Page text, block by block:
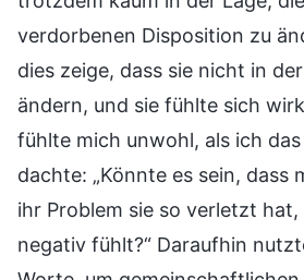
verdorbenen Disposition zu
dies zeige, dass sie nicht in
ändern, und sie fühlte sich
fühlte mich unwohl, als ich
dachte: „Könnte es sein, dass
ihr Problem sie so verletzt hat,
negativ fühlt?“ Daraufhin